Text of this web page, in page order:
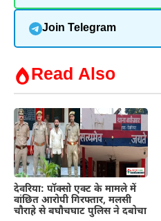
Join Telegram
Read Also
देवरिया: पॉक्सो एक्ट के मामले में
वांछित आरोपी गिरफ्तार, मलसी
चौराहे से बघौचघाट पुलिस ने दबोचा